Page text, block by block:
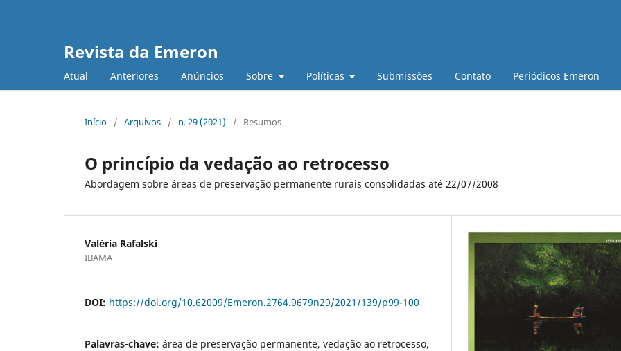
Revista da Emeron
Atual Anteriores Anúncios Sobre Políticas Submissões Contato Periódicos Emeron
Início / Arquivos / n. 29 (2021) / Resumos
O princípio da vedação ao retrocesso
Abordagem sobre áreas de preservação permanente rurais consolidadas até 22/07/2008
Valéria Rafalski
IBAMA
DOI: https://doi.org/10.62009/Emeron.2764.9679n29/2021/139/p99-100
Palavras-chave: área de preservação permanente, vedação ao retrocesso,